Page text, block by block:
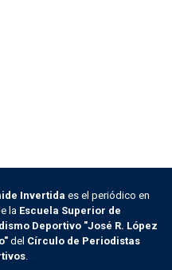
Invertida es el periódico en
la Escuela Superior de
Deportivo "José R. López
del Círculo de Periodistas